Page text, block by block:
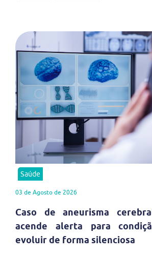
Saúde
03 de Agosto de 2026
Caso de aneurisma
acende alerta para
evoluir de forma silenciosa